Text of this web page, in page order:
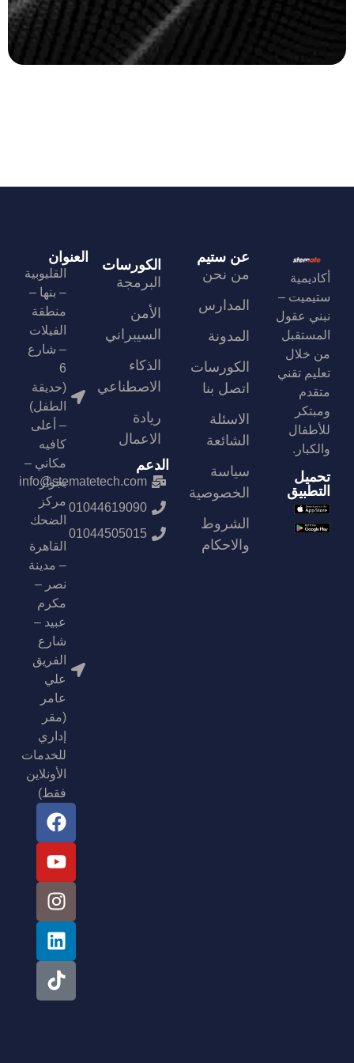
أكاديمية
ستيميت –
نبني عقول
المستقبل
من خلال
تعليم تقني
متقدم
ومبتكر
للأطفال
والكبار.
تحميل
التطبيق
عن ستيم
من نحن
المدارس
المدونة
الكورسات
اتصل بنا
الاسئلة
الشائعة
سياسة
الخصوصية
الشروط
والاحكام
الكورسات
البرمجة
الأمن
السيبراني
الذكاء
الاصطناعي
ريادة
الاعمال
الدعم
info@stematetech.com
01044619090
01044505015
العنوان
القليوبية
– بنها –
منطقة
الفيلات
– شارع
6
(حديقة
الطفل)
– أعلى
كافيه
مكاني –
بجوار
مركز
الضحك
القاهرة
– مدينة
نصر –
مكرم
عبيد –
شارع
الفريق
علي
عامر
(مقر
إداري
للخدمات
الأونلاين
فقط)